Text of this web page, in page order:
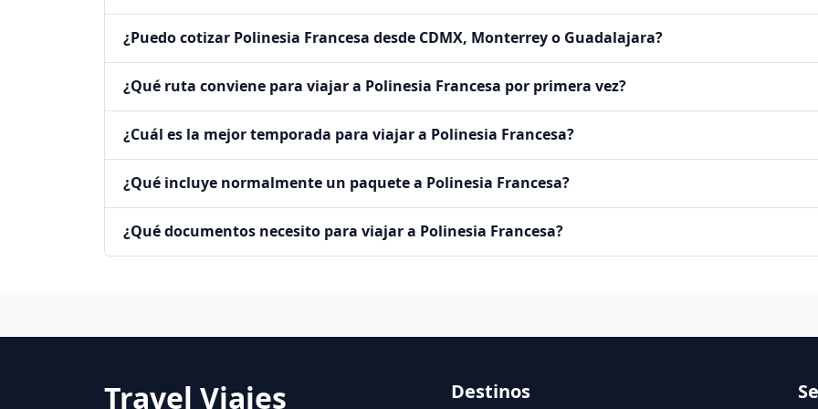
¿Puedo cotizar Polinesia Francesa desde CDMX, Monterrey o Guadalajara?
¿Qué ruta conviene para viajar a Polinesia Francesa por primera vez?
¿Cuál es la mejor temporada para viajar a Polinesia Francesa?
¿Qué incluye normalmente un paquete a Polinesia Francesa?
¿Qué documentos necesito para viajar a Polinesia Francesa?
Travel Viajes Destinos